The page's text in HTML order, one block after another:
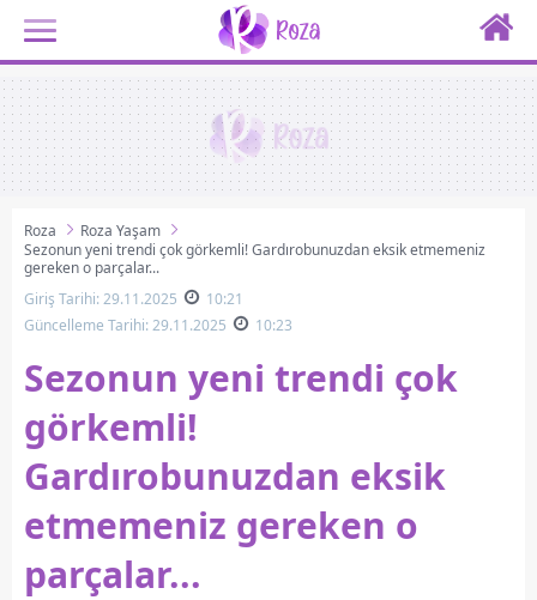
Roza
Roza Yaşam
Sezonun yeni trendi çok görkemli! Gardırobunuzdan eksik etmemeniz
gereken o parçalar...
Giriş Tarihi: 29.11.2025
10:21
Güncelleme Tarihi: 29.11.2025
10:23
Sezonun yeni trendi çok
görkemli!
Gardırobunuzdan eksik
etmemeniz gereken o
parçalar...